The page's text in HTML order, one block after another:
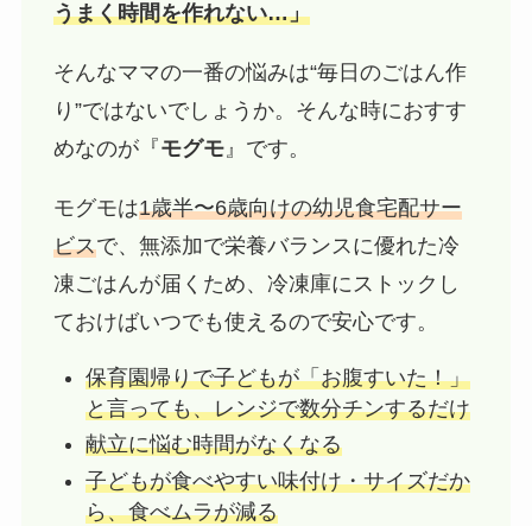
うまく時間を作れない…」
そんなママの一番の悩みは“毎日のごはん作
り”ではないでしょうか。そんな時におすす
めなのが『モグモ』です。
モグモは1歳半〜6歳向けの幼児食宅配サー
ビスで、無添加で栄養バランスに優れた冷
凍ごはんが届くため、冷凍庫にストックし
ておけばいつでも使えるので安心です。
保育園帰りで子どもが「お腹すいた！」
と言っても、レンジで数分チンするだけ
献立に悩む時間がなくなる
子どもが食べやすい味付け・サイズだか
ら、食べムラが減る